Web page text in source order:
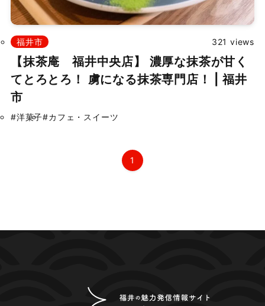
Japanese
©2026 ふくたま｜福井のグルメ・観光地の魅力発信情報サイト
福井市 321 views
【抹茶庵 福井中央店】 濃厚な抹茶が甘く
てとろとろ！ 虜になる抹茶専門店！ | 福井
市
#洋菓子#カフェ・スイーツ
1